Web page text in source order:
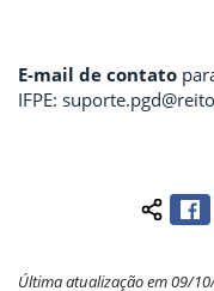
E-mail de contato
IFPE:
Última atualização em 09/